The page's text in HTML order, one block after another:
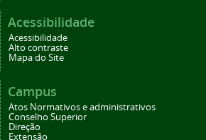
Acessibilidade
Acessibilidade
Alto contraste
Mapa do Site
Campus
Atos Normativos e administrativos
Conselho Superior
Direção
Extensão